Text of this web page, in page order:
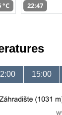
°C 22:47
15:00